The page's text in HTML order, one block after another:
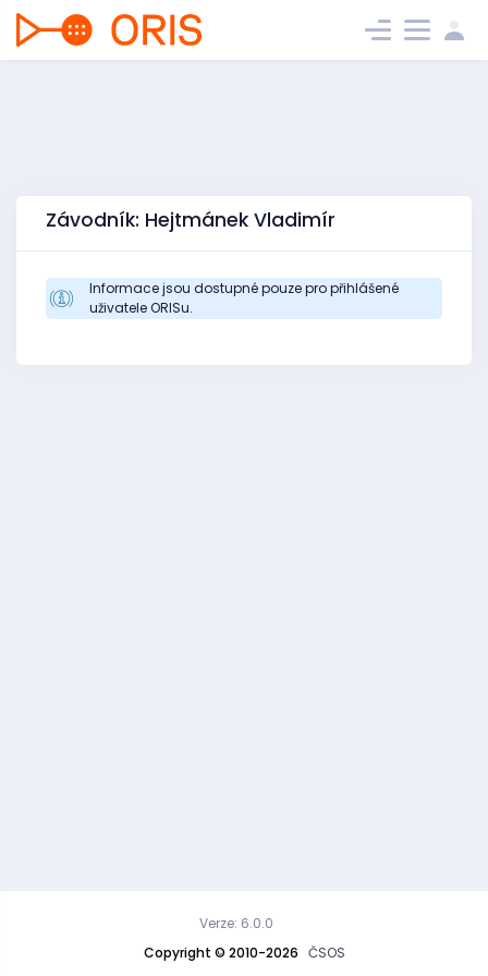
Závodník: Hejtmánek Vladimír
Informace jsou dostupné pouze pro přihlášené
uživatele ORISu.
Copyright © 2010-2026 ČSOS
Verze: 6.0.0